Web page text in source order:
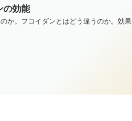
の効能
か。フコイダンとはどう違うのか。効果